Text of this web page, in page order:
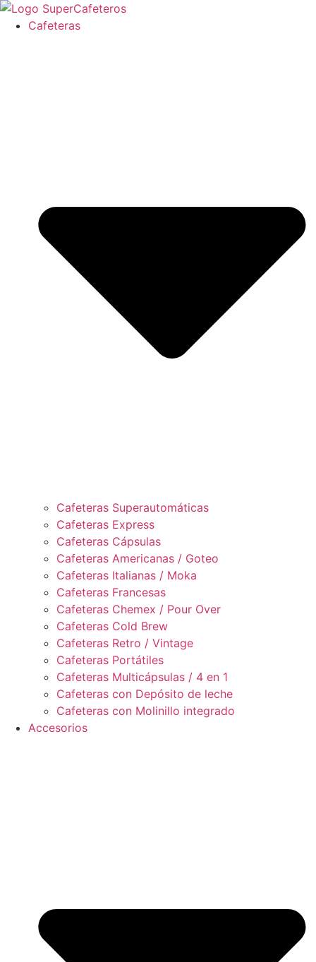
Ir
Cafeteras
Cafeteras Superautomáticas
Cafeteras Express
Cafeteras Cápsulas
Cafeteras Americanas / Goteo
Cafeteras Italianas / Moka
Cafeteras Francesas
Cafeteras Chemex / Pour Over
Cafeteras Cold Brew
Cafeteras Retro / Vintage
Cafeteras Portátiles
Cafeteras Multicápsulas / 4 en 1
Cafeteras con Depósito de leche
Cafeteras con Molinillo integrado
Accesorios